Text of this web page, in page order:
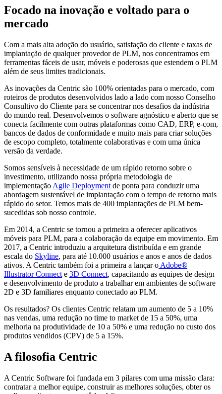
Focado na inovação e voltado para o
mercado
Com a mais alta adoção do usuário, satisfação do cliente e taxas de
implantação de qualquer provedor de PLM, nos concentramos em
ferramentas fáceis de usar, móveis e poderosas que estendem o PLM
além de seus limites tradicionais.
As inovações da Centric são 100% orientadas para o mercado, com
roteiros de produtos desenvolvidos lado a lado com nosso Conselho
Consultivo do Cliente para se concentrar nos desafios da indústria
do mundo real. Desenvolvemos o software agnóstico e aberto que se
conecta facilmente com outras plataformas como CAD, ERP, e-com,
bancos de dados de conformidade e muito mais para criar soluções
de escopo completo, totalmente colaborativas e com uma única
versão da verdade.
Somos sensíveis à necessidade de um rápido retorno sobre o
investimento, utilizando nossa própria metodologia de
implementação Agile Deployment de ponta para conduzir uma
abordagem sustentável de implantação com o tempo de retorno mais
rápido do setor. Temos mais de 400 implantações de PLM bem-
sucedidas sob nosso controle.
Em 2014, a Centric se tornou a primeira a oferecer aplicativos
móveis para PLM, para a colaboração da equipe em movimento. Em
2017, a Centric introduziu a arquitetura distribuída e em grande
escala do Skyline, para até 10.000 usuários e anos e anos de dados
ativos. A Centric também foi a primeira a lançar o Adobe®
Illustrator Connect e 3D Connect, capacitando as equipes de design
e desenvolvimento de produto a trabalhar em ambientes de software
2D e 3D familiares enquanto conectado ao PLM.
Os resultados? Os clientes Centric relatam um aumento de 5 a 10%
nas vendas, uma redução no time to market de 15 a 50%, uma
melhoria na produtividade de 10 a 50% e uma redução no custo dos
produtos vendidos (CPV) de 5 a 15%.
A filosofia Centric
A Centric Software foi fundada em 3 pilares com uma missão clara:
contratar a melhor equipe, construir as melhores soluções, obter os